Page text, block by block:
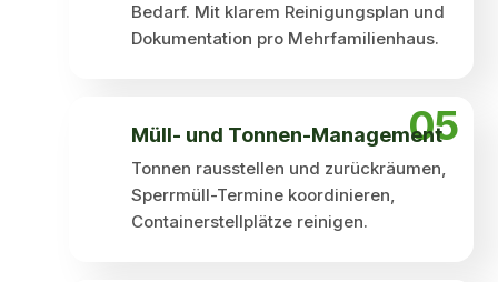
Bedarf. Mit klarem Reinigungsplan und
Dokumentation pro Mehrfamilienhaus.
05
Müll- und Tonnen-Management
Tonnen rausstellen und zurückräumen,
Sperrmüll-Termine koordinieren,
Containerstellplätze reinigen.